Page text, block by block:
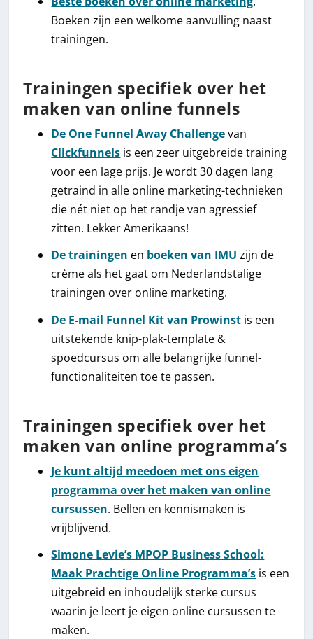
Boeken zijn een welkome aanvulling naast
trainingen.
Trainingen specifiek over het
maken van online funnels
De One Funnel Away Challengevan
Clickfunnels is een zeer uitgebreide training
voor een lage prijs. Je wordt 30 dagen lang
getraind in alle online marketing-technieken
die nét niet op het randje van agressief
zitten. Lekker Amerikaans!
De trainingen en boeken van IMU zijn de
crème als het gaat om Nederlandstalige
trainingen over online marketing.
De E-mail Funnel Kit van Prowinst is een
uitstekende knip-plak-template &
spoedcursus om alle belangrijke funnel-
functionaliteiten toe te passen.
Trainingen specifiek over het
maken van online programma’s
Je kunt altijd meedoen met ons eigen
programma over het maken van online
cursussen. Bellen en kennismaken is
vrijblijvend.
Simone Levie’s MPOP Business School:
Maak Prachtige Online Programma’s is een
uitgebreid en inhoudelijk sterke cursus
waarin je leert je eigen online cursussen te
maken.